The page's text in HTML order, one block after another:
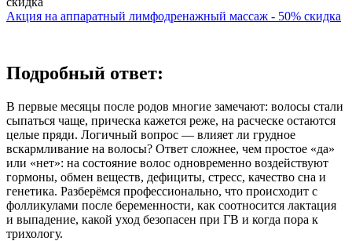
Акция на аппаратный лимфодренажный массаж - 50% скидка
Подробный ответ:
В первые месяцы после родов многие замечают: волосы стали
сыпаться чаще, прическа кажется реже, на расческе остаются
целые пряди. Логичный вопрос — влияет ли грудное
вскармливание на волосы? Ответ сложнее, чем простое «да»
или «нет»: на состояние волос одновременно воздействуют
гормоны, обмен веществ, дефициты, стресс, качество сна и
генетика. Разберёмся профессионально, что происходит с
фолликулами после беременности, как соотносится лактация
и выпадение, какой уход безопасен при ГВ и когда пора к
трихологу.